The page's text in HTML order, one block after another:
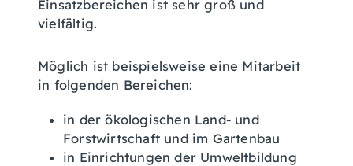
Einsatzbereichen ist sehr groß und
vielfältig.
Möglich ist beispielsweise eine Mitarbeit
in folgenden Bereichen:
in der ökologischen Land- und
Forstwirtschaft und im Gartenbau
in Einrichtungen der Umweltbildung